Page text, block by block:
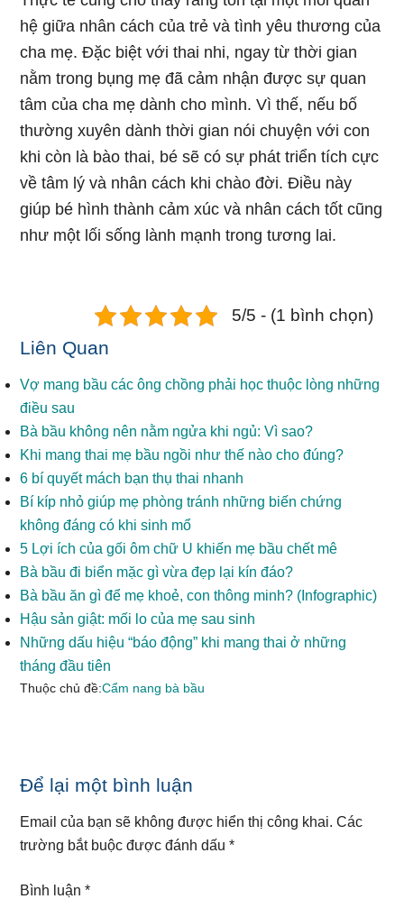
hệ giữa nhân cách của trẻ và tình yêu thương của
cha mẹ. Đặc biệt với thai nhi, ngay từ thời gian
nằm trong bụng mẹ đã cảm nhận được sự quan
tâm của cha mẹ dành cho mình. Vì thế, nếu bố
thường xuyên dành thời gian nói chuyện với con
khi còn là bào thai, bé sẽ có sự phát triển tích cực
về tâm lý và nhân cách khi chào đời. Điều này
giúp bé hình thành cảm xúc và nhân cách tốt cũng
như một lối sống lành mạnh trong tương lai.
5/5 - (1 bình chọn)
Liên Quan
Vợ mang bầu các ông chồng phải học thuộc lòng những
điều sau
Bà bầu không nên nằm ngửa khi ngủ: Vì sao?
Khi mang thai mẹ bầu ngồi như thế nào cho đúng?
6 bí quyết mách bạn thụ thai nhanh
Bí kíp nhỏ giúp mẹ phòng tránh những biến chứng
không đáng có khi sinh mổ
5 Lợi ích của gối ôm chữ U khiến mẹ bầu chết mê
Bà bầu đi biển mặc gì vừa đẹp lại kín đáo?
Bà bầu ăn gì để mẹ khoẻ, con thông minh? (Infographic)
Hậu sản giật: mối lo của mẹ sau sinh
Những dấu hiệu “báo động” khi mang thai ở những
tháng đầu tiên
Thuộc chủ đề:Cẩm nang bà bầu
Reader
Interactions
Để lại một bình luận
Email của bạn sẽ không được hiển thị công khai. Các
trường bắt buộc được đánh dấu*
Bình luận*